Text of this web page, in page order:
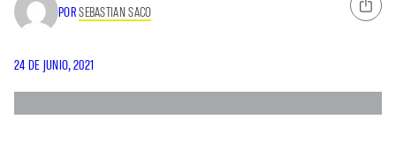
PORSEBASTIAN SACO
24 DE JUNIO, 2021